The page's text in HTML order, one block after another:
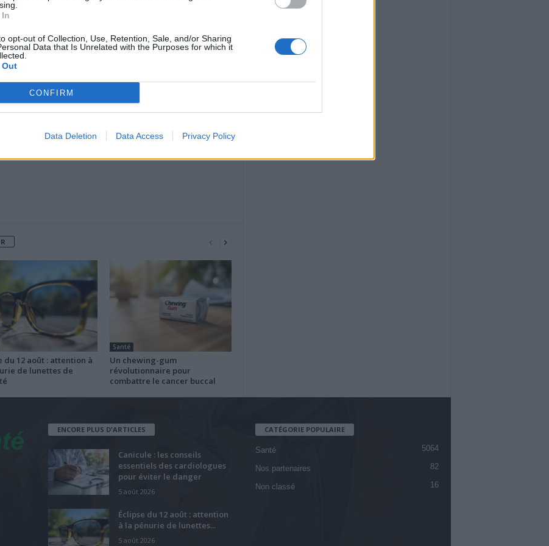
opt-out of Collection, Use, Retention, Sale, and/or Sharing
Data that Is Unrelated with the Purposes for which it
CONFIRM
Data Deletion Data Access Privacy Policy
Article suivant
Découvrez pourquoi le basilic est un
super-aliment
du 12 août : attention à
de lunettes de
Santé
Un chewing-gum
révolutionnaire pour
combattre le cancer buccal
ENCORE PLUS D'ARTICLES
Canicule : les conseils
essentiels des cardiologues
pour éviter le danger
5 août 2026
Éclipse du 12 août : attention
à la pénurie de lunettes...
5 août 2026
CATÉGORIE POPULAIRE
Santé 5064
Nos partenaires 82
Non classé 16